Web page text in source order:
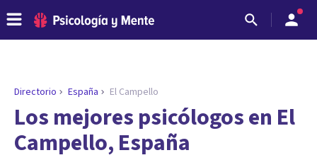
ENCONTRAR MI TERAPEUTA
¿Necesitas ayuda para encontrar el
psicólogo adecuado?
Responde a unas breves preguntas y te ofreceremos
Directorio España El Campello
Los mejores psicólogos en El
Campello, España